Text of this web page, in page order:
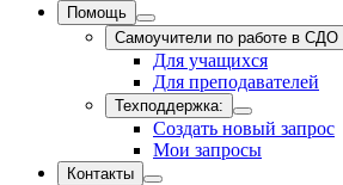
Помощь
Самоучители по работе в СДО
Для учащихся
Для преподавателей
Техподдержка:
Создать новый запрос
Мои запросы
Контакты